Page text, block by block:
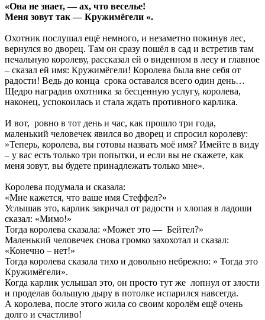
«Она не знает, — ах, что веселье!
Меня зовут так — Кружимёгели «.
Охотник послушал ещё немного, и незаметно покинув лес,
вернулся во дворец. Там он сразу пошёл в сад и встретив там
печальную королеву, рассказал ей о виденном в лесу и главное
– сказал ей имя: Кружимёгели! Королева была вне себя от
радости! Ведь до конца срока оставался всего один день…
Щедро наградив охотника за бесценную услугу, королева,
наконец, успокоилась и стала ждать противного карлика.
И вот, ровно в тот день и час, как прошло три года,
маленький человечек явился во дворец и спросил королеву:
»Теперь, королева, вы готовы назвать моё имя? Имейте в виду
– у вас есть только три попытки, и если вы не скажете, как
меня зовут, вы будете принадлежать только мне».
Королева подумала и сказала:
«Мне кажется, что ваше имя Стеффел?»
Услышав это, карлик закричал от радости и хлопая в ладоши
сказал: «Мимо!»
Тогда королева сказала: «Может это — Бейтел?»
Маленький человечек снова громко захохотал и сказал:
«Конечно – нет!»
Тогда королева сказала тихо и довольно небрежно: » Тогда это
Кружимёгели».
Когда карлик услышал это, он просто тут же лопнул от злости
и проделав большую дыру в потолке испарился навсегда.
А королева, после этого жила со своим королём ещё очень
долго и счастливо!